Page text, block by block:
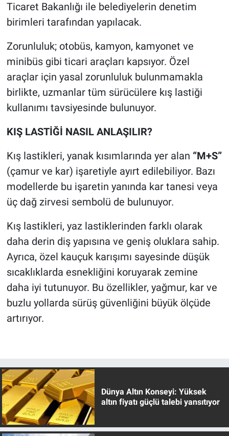
Ticaret Bakanlığı ile belediyelerin denetim
birimleri tarafından yapılacak.
Zorunluluk; otobüs, kamyon, kamyonet ve
minibüs gibi ticari araçları kapsıyor. Özel
araçlar için yasal zorunluluk bulunmamakla
birlikte, uzmanlar tüm sürücülere kış lastiği
kullanımı tavsiyesinde bulunuyor.
KIŞ LASTİĞİ NASIL ANLAŞILIR?
Kış lastikleri, yanak kısımlarında yer alan “M+S”
(çamur ve kar) işaretiyle ayırt edilebiliyor. Bazı
modellerde bu işaretin yanında kar tanesi veya
üç dağ zirvesi sembolü de bulunuyor.
Kış lastikleri, yaz lastiklerinden farklı olarak
daha derin diş yapısına ve geniş oluklara sahip.
Ayrıca, özel kauçuk karışımı sayesinde düşük
sıcaklıklarda esnekliğini koruyarak zemine
daha iyi tutunuyor. Bu özellikler, yağmur, kar ve
buzlu yollarda sürüş güvenliğini büyük ölçüde
artırıyor.
Dünya Altın Konseyi: Yüksek
altın fiyatı güçlü talebi yansıtıyor